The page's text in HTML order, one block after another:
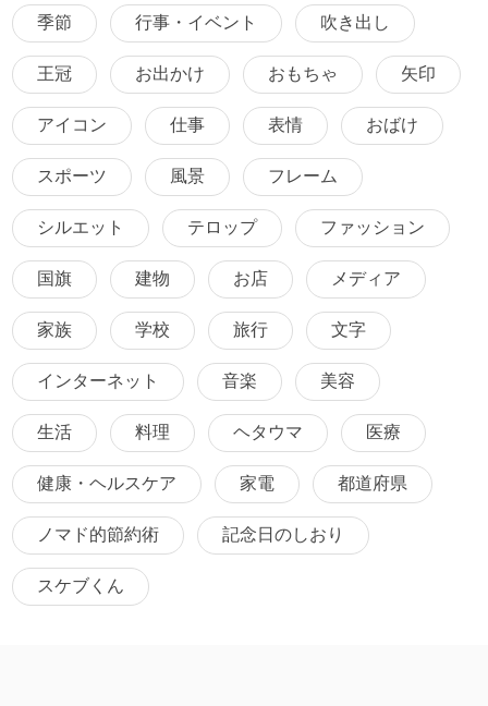
季節 行事・イベント 吹き出し
王冠 お出かけ おもちゃ 矢印
アイコン 仕事 表情 おばけ
スポーツ 風景 フレーム
シルエット テロップ ファッション
国旗 建物 お店 メディア
家族 学校 旅行 文字
インターネット 音楽 美容
生活 料理 ヘタウマ 医療
健康・ヘルスケア 家電 都道府県
ノマド的節約術 記念日のしおり
スケブくん